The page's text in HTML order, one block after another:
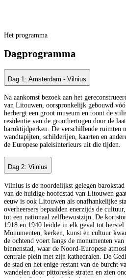
Het programma
Dagprogramma
Dag 1: Amsterdam - Vilnius
Na aankomst bezoek aan het
van Litouwen, oorspronkelijk gebouwd
herbergt een groot museum en toont de
residentie van de groothertogen door de
baroktijdperken. De verschillende ruimten
wandtapijten, schilderijen, kaarten en
de Europese paleisinterieurs uit die tijden.
Dag 2: Vilnius
Vilnius is de noordelijkst gelegen
van de huidige hoofdstad van Litouwen
eeuw is ook Litouwen als onafhankelijke
overheersers bepaalden enerzijds de
tot een nationaal zelfbewustzijn. De
1918 en 1940 leidde in elk geval tot herstel
Monumenten, kerken, kunst en cultuur
de ochtend voert langs de monumenten
binnenstad, waar de Noord-Europese
centrale plein met zijn kathedralen. De
de stad en het enige restant van de burcht
wandelen door pittoreske straten en zien